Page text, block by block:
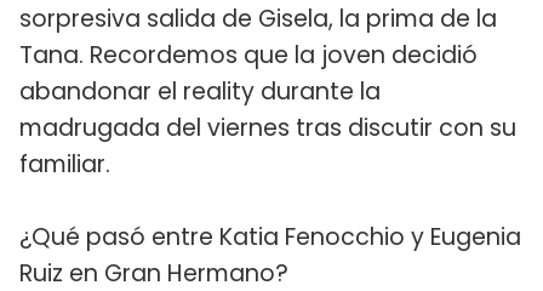
sorpresiva salida de Gisela, la prima de la
Tana. Recordemos que la joven decidió
abandonar el reality durante la
madrugada del viernes tras discutir con su
familiar.
¿Qué pasó entre Katia Fenocchio y Eugenia
Ruiz en Gran Hermano?